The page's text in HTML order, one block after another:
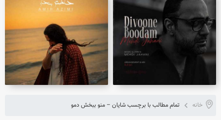
خانه تمام مطالب با برچسب شایان – منو ببخش دمو